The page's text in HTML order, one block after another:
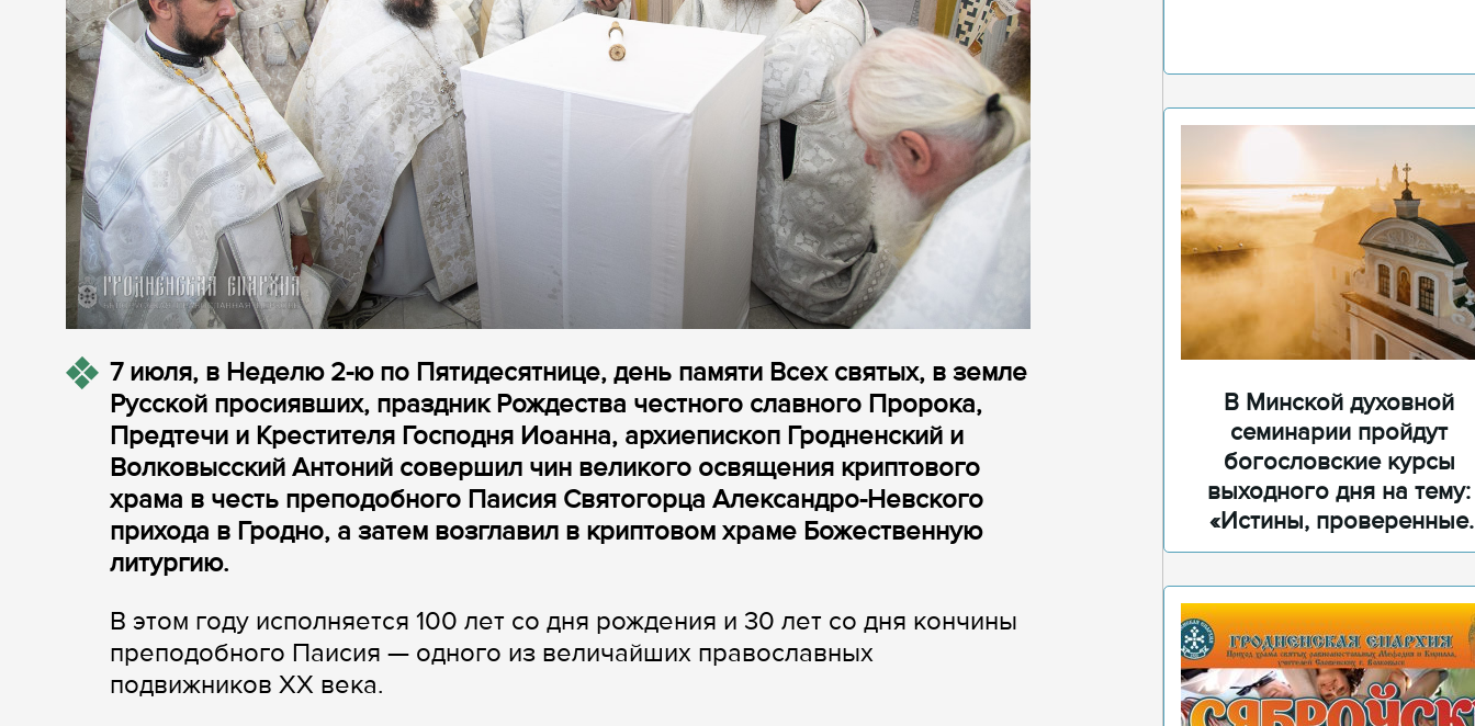
7 июля, в Неделю 2-ю по Пятидесятнице, день памяти Всех святых, в земле
Русской просиявших, праздник Рождества честного славного Пророка,
Предтечи и Крестителя Господня Иоанна, архиепископ Гродненский и
Волковысский Антоний совершил чин великого освящения криптового
храма в честь преподобного Паисия Святогорца Александро-Невского
прихода в Гродно, а затем возглавил в криптовом храме Божественную
литургию.
В этом году исполняется 100 лет со дня рождения и 30 лет со дня кончины
преподобного Паисия — одного из величайших православных
подвижников ХХ века.
В Минской духовной
семинарии пройдут
богословские курсы
выходного дня на тему:
«Истины, проверенные
временем»